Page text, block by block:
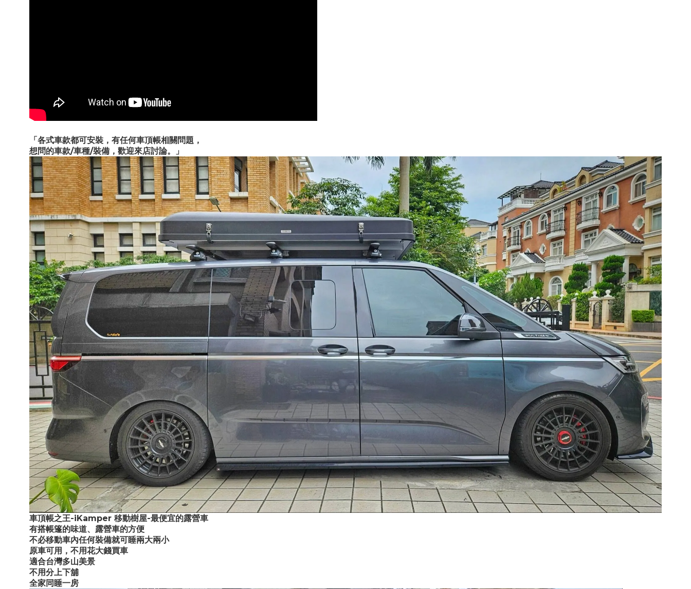
「各式車款都可安裝，有任何車頂帳相關問題，
想問的車款/車種/裝備，歡迎來店討論。」
車頂帳之王-iKamper 移動樹屋-最便宜的露營車
有搭帳篷的味道、露營車的方便
不必移動車內任何裝備就可睡兩大兩小
原車可用，不用花大錢買車
適合台灣多山美景
不用分上下舖
全家同睡一房